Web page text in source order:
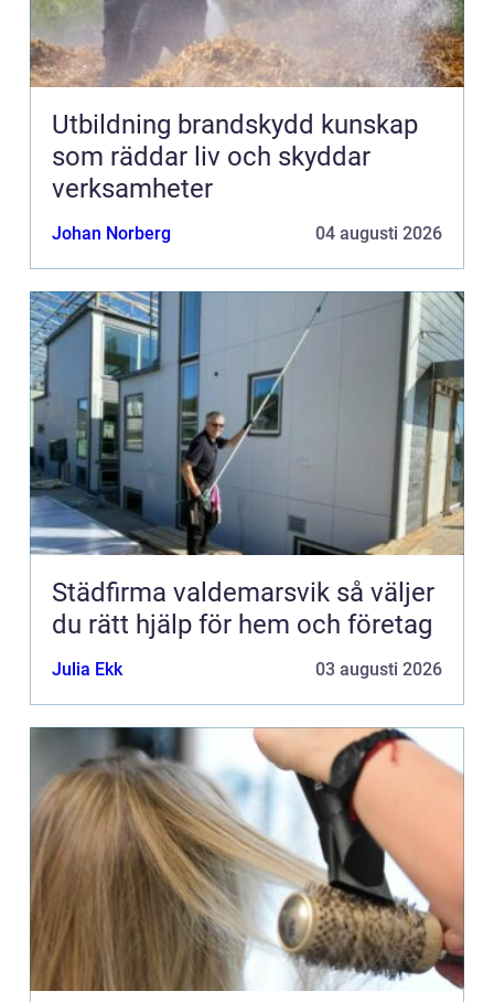
Utbildning brandskydd kunskap
som räddar liv och skyddar
verksamheter
Johan Norberg 04 augusti 2026
Städfirma valdemarsvik så väljer
du rätt hjälp för hem och företag
Julia Ekk 03 augusti 2026